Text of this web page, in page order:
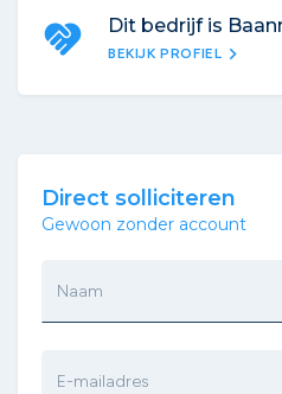
Dit bedrijf is
BEKIJK PROFIEL chevron_right
Direct solliciteren
Gewoon zonder account
Naam
E-mailadres